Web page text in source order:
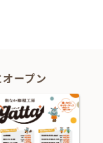
ープン